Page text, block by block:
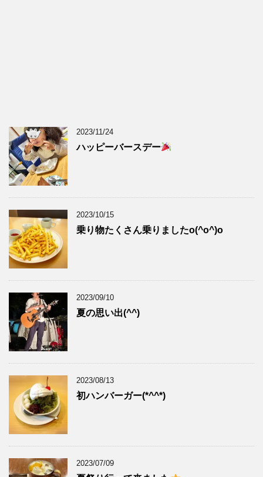
2023/11/24
ハッピーバースデー
2023/10/15
乗り物たくさん乗りましたo(^o^)o
2023/09/10
夏の思い出(^^)
2023/08/13
初ハンバーガー(*^^*)
2023/07/09